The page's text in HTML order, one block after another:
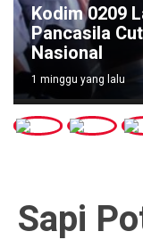
Kodim 0209
Pancasila
Nasional
1 minggu yang lalu
Sapi